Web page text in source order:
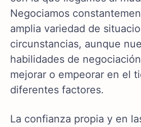
Negociamos
amplia variedad de
circunstancias, aunque
habilidades de
mejorar o empeorar en el
diferentes factores.
La confianza propia y en